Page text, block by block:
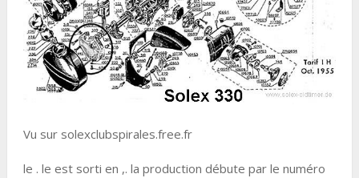
Vu sur solexclubspirales.free.fr
le . le est sorti en ,. la production débute par le numéro